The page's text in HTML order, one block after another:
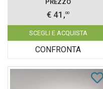
PREZZO
€ 41,00
SCEGLI E ACQUISTA
CONFRONTA